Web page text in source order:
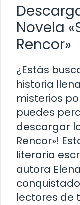
Novela
Rencor»
¿Estás
historia
misterios
puedes
descargar
Rencor»!
literaria
autora
lectores de